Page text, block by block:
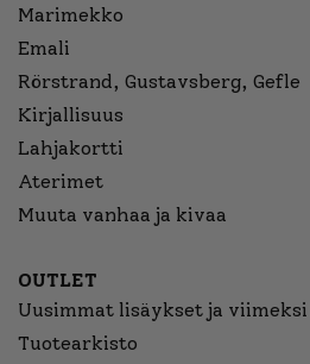
Marimekko
Emali
Rörstrand, Gustavsberg, Gefle
Kirjallisuus
Lahjakortti
Aterimet
Muuta vanhaa ja kivaa
OUTLET
Uusimmat lisäykset ja
Tuotearkisto